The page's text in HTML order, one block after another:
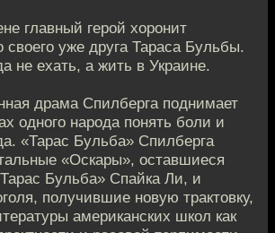
главный герой хоронит
своего уже друга Тараса Бульбы.
не ехать, а жить в Украине.
драма Спилберга поднимает
одного народа понять боли и
«Тарас Бульба» Спилберга
«Оскары», оставшиеся
Бульба» Спайка Ли, и
получившие новую трактовку,
американских школ как